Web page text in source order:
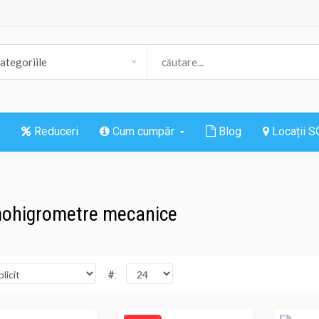
Reduceri Cum cumpăr Blog Locații
mecanice
#: